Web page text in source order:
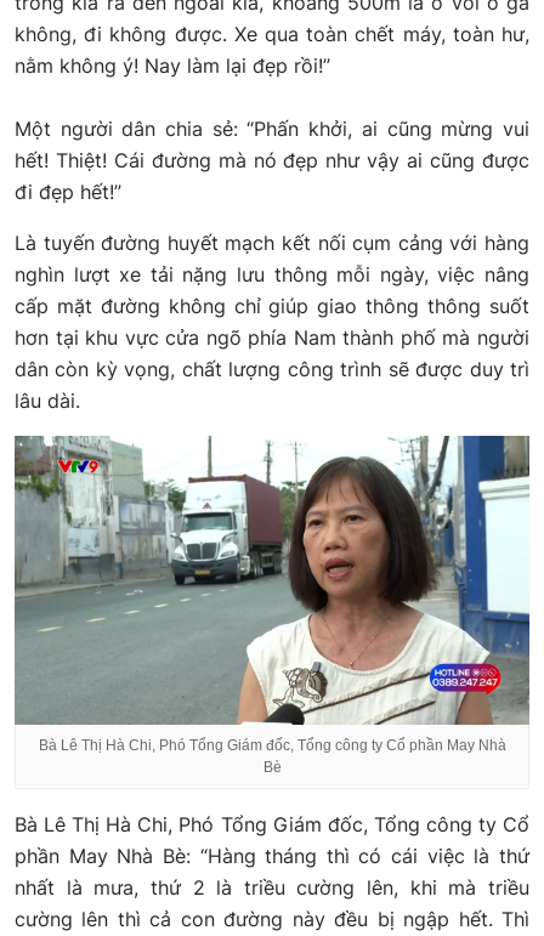
không, đi không được. Xe qua toàn chết máy, toàn hư,
nằm không ý! Nay làm lại đẹp rồi!”
Một người dân chia sẻ: “Phấn khởi, ai cũng mừng vui
hết! Thiệt! Cái đường mà nó đẹp như vậy ai cũng được
đi đẹp hết!”
Là tuyến đường huyết mạch kết nối cụm cảng với hàng
nghìn lượt xe tải nặng lưu thông mỗi ngày, việc nâng
cấp mặt đường không chỉ giúp giao thông thông suốt
hơn tại khu vực cửa ngõ phía Nam thành phố mà người
dân còn kỳ vọng, chất lượng công trình sẽ được duy trì
lâu dài.
Bà Lê Thị Hà Chi, Phó Tổng Giám đốc, Tổng công ty Cổ phần May Nhà
Bè
Bà Lê Thị Hà Chi, Phó Tổng Giám đốc, Tổng công ty Cổ
phần May Nhà Bè: “Hàng tháng thì có cái việc là thứ
nhất là mưa, thứ 2 là triều cường lên, khi mà triều
cường lên thì cả con đường này đều bị ngập hết. Thì